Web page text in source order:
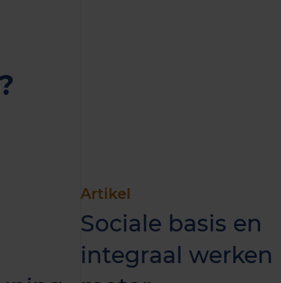
Artikel
Sociale basis en
integraal werken